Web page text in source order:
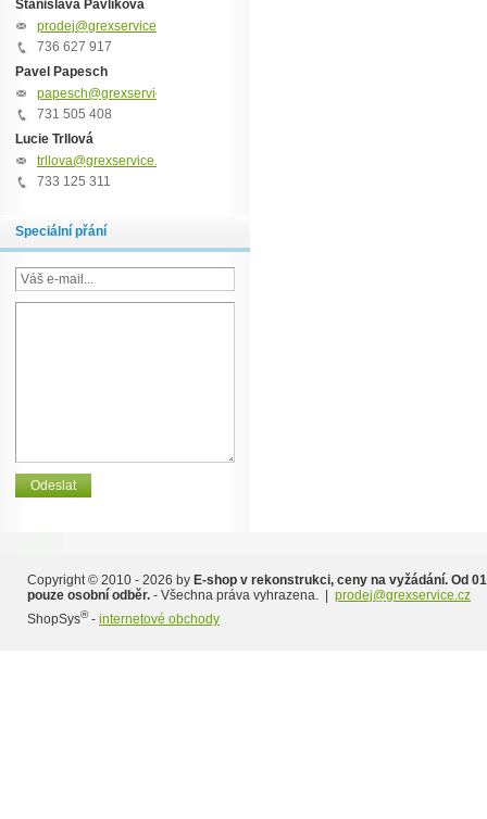
Stanislava Pavlíková
prodej@grexservice.cz
736 627 917
Pavel Papesch
papesch@grexservice.cz
731 505 408
Lucie Trllová
trllova@grexservice.cz
733 125 311
Speciální přání
Copyright © 2010 - 2026 by E-shop v rekonstrukci, ceny na vyžádání. Od
pouze osobní odběr. - Všechna práva vyhrazena. | prodej@grexservice.cz
ShopSys®- internetové obchody